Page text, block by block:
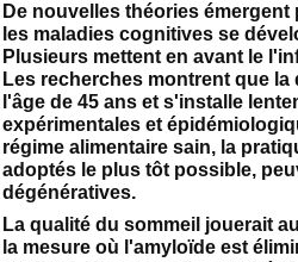
De nouvelles théories
les maladies cognitives se
Plusieurs mettent en avant le
Les recherches montrent que
l'âge de 45 ans et s'installe
expérimentales et
régime alimentaire sain, la
adoptés le plus tôt possible,
dégénératives.
La qualité du sommeil jouerait
la mesure où l'amyloïde est